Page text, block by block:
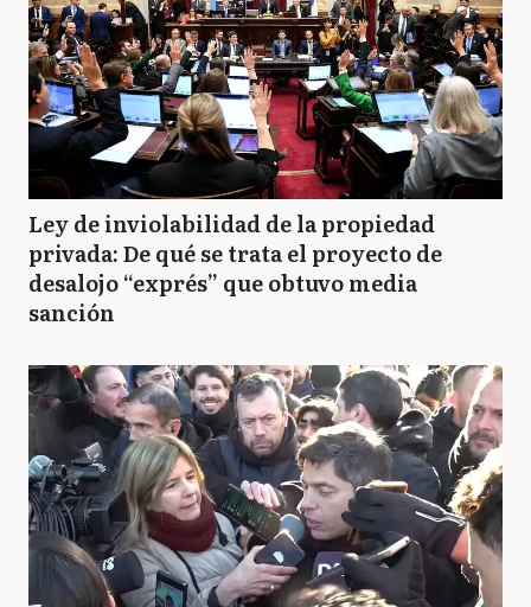
Ley de inviolabilidad de la propiedad
privada: De qué se trata el proyecto de
desalojo “exprés” que obtuvo media
sanción